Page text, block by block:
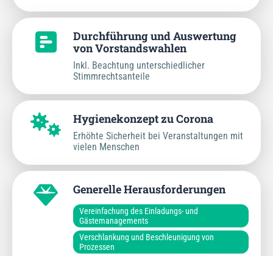
Durchführung und Auswertung
von Vorstandswahlen
Inkl. Beachtung unterschiedlicher
Stimmrechtsanteile
Hygienekonzept zu Corona
Erhöhte Sicherheit bei Veranstaltungen mit
vielen Menschen
Generelle Herausforderungen
Vereinfachung des Einladungs- und
Gästemanagements
Verschlankung und Beschleunigung von
Prozessen